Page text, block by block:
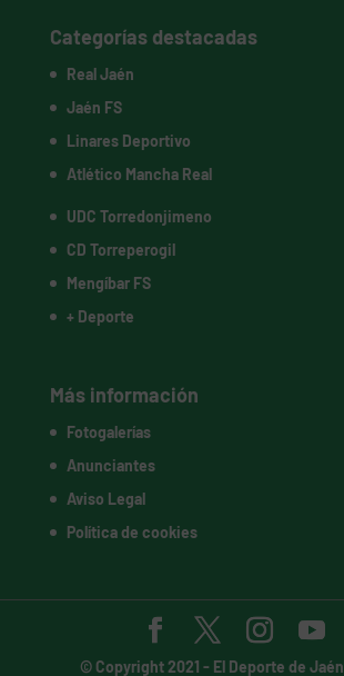
Categorías destacadas
Real Jaén
Jaén FS
Linares Deportivo
Atlético Mancha Real
UDC Torredonjimeno
CD Torreperogil
Mengíbar FS
+ Deporte
Más información
Fotogalerías
Anunciantes
Aviso Legal
Política de cookies
© Copyright 2021 - El Deporte de Jaén